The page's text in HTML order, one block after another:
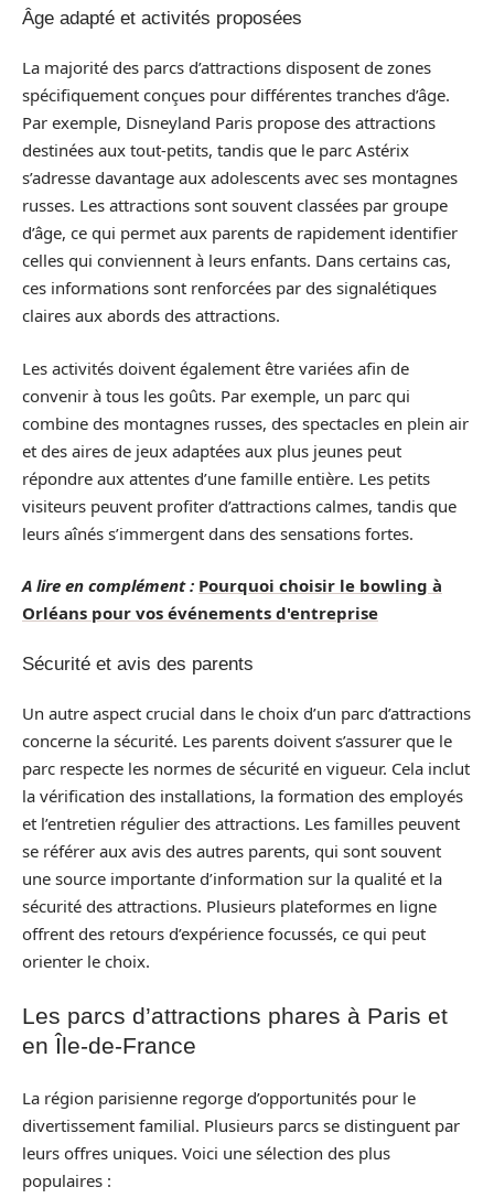
Âge adapté et activités proposées
La majorité des parcs d’attractions disposent de zones
spécifiquement conçues pour différentes tranches d’âge.
Par exemple, Disneyland Paris propose des attractions
destinées aux tout-petits, tandis que le parc Astérix
s’adresse davantage aux adolescents avec ses montagnes
russes. Les attractions sont souvent classées par groupe
d’âge, ce qui permet aux parents de rapidement identifier
celles qui conviennent à leurs enfants. Dans certains cas,
ces informations sont renforcées par des signalétiques
claires aux abords des attractions.
Les activités doivent également être variées afin de
convenir à tous les goûts. Par exemple, un parc qui
combine des montagnes russes, des spectacles en plein air
et des aires de jeux adaptées aux plus jeunes peut
répondre aux attentes d’une famille entière. Les petits
visiteurs peuvent profiter d’attractions calmes, tandis que
leurs aînés s’immergent dans des sensations fortes.
A lire en complément : Pourquoi choisir le bowling à
Orléans pour vos événements d'entreprise
Sécurité et avis des parents
Un autre aspect crucial dans le choix d’un parc d’attractions
concerne la sécurité. Les parents doivent s’assurer que le
parc respecte les normes de sécurité en vigueur. Cela inclut
la vérification des installations, la formation des employés
et l’entretien régulier des attractions. Les familles peuvent
se référer aux avis des autres parents, qui sont souvent
une source importante d’information sur la qualité et la
sécurité des attractions. Plusieurs plateformes en ligne
offrent des retours d’expérience focussés, ce qui peut
orienter le choix.
Les parcs d’attractions phares à Paris et
en Île-de-France
La région parisienne regorge d’opportunités pour le
divertissement familial. Plusieurs parcs se distinguent par
leurs offres uniques. Voici une sélection des plus
populaires :